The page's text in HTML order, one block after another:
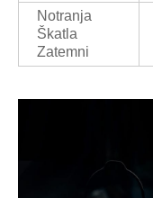
Notranja
Škatla
Zatemni